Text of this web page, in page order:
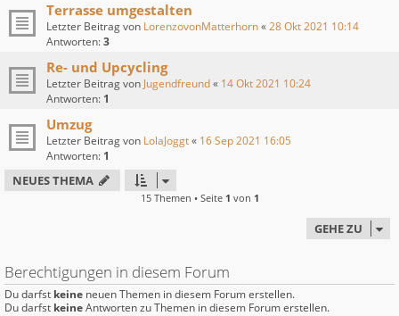
Terrasse umgestalten
Letzter Beitrag von LorenzovonMatterhorn«28 Okt 2021 10:14
Antworten:3
Re- und Upcycling
Letzter Beitrag von Jugendfreund« 14 Okt 2021 10:24
Antworten: 1
Umzug
Letzter Beitrag von LolaJoggt« 16 Sep 2021 16:05
Antworten: 1
NEUES THEMA
15 Themen • Seite 1 von 1
GEHE ZU
Berechtigungen in diesem Forum
Du darfst keine neuen Themen in diesem Forum erstellen.
Du darfst keineAntworten zu Themen in diesem Forum erstellen.